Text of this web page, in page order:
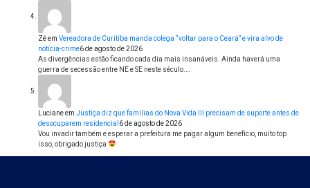
Zéem Vereadora de Curitiba manda colega “voltar para o Ceará” e vira alvo de
notícia-crime6 de agosto de 2026
As divergências estão ficando cada dia mais insanáveis. Ainda haverá uma
guerra de secessão entre NE e SE neste século.…
Lucianeem Justiça diz que famílias do Nova Vida III precisam de suporte antes de
desocuparem residencial 6 de agosto de 2026
Vou invadir também e esperar a prefeitura me pagar algum benefício, muito top
isso, obrigado justiça